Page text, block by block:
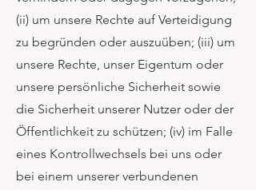
(ii) um unsere Rechte auf Verteidigung
zu begründen oder auszuüben; (iii) um
unsere Rechte, unser Eigentum oder
unsere persönliche Sicherheit sowie
die Sicherheit unserer Nutzer oder der
Öffentlichkeit zu schützen; (iv) im Falle
eines Kontrollwechsels bei uns oder
bei einem unserer verbundenen